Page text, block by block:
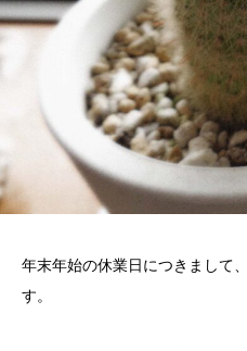
年末年始の休業日につきまして
す。